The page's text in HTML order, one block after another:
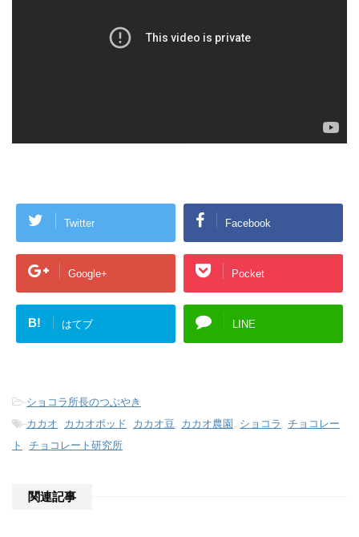
Twitter Facebook
Google+ Pocket
B! はてブ LINE
-ショコラ所長のつぶやき
-カカオ, カカオポッド, カカオ豆, カカオ農園 , ショコラ , チョコレー
ト , チョコレート研究所
関連記事